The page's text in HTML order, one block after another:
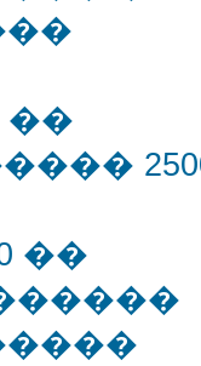
��
��